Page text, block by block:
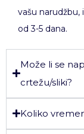
vašu narudžbu,
od 3-5 dana.
Može li se
crtežu/sliki?
Koliko